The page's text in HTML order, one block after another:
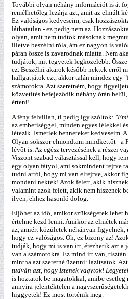
További olyan néhány információt is át
remélhetőleg lezárja azt, amit az elmúlt
Ez valóságos kedveseim, csak
láthatatlan - ez pedig nem az.
olyan, amit nem tudtok másoknak
illetve beszélni róla, ám ez nagyon is
páran össze is zavarodnak miatta. Nem
tudjátok, mit tegyetek legközelebb.
ez. Beszélni akarok később nektek erről
hallgatjátok ezt, akkor talán mindez egy
számotokra. Azt szeretném, hogy
közvetítés befejeződik néhány órán
érteni!
A fény felvillan, ti pedig így szóltok:
az emberiséggel, minden egyes lélekkel
létezik. Ismerlek benneteket kedveseim.
Olyan sokszor elmondtam mindkettőt - a
lévőt is. Az egész tervezésének a részei
Viszont szabad választással kell, hogy
egy olyan fátyol, ami sokmindent rejtve
tudni arról, hogy mi van elrejtve, akkor
mondani nektek! Azok felett, akik
valamint azok felett, akik nem hiszenek
ilyen, ehhez hasonló dolog.
Eljöhet az idő, amikor szükségetek lehet
értelme kezd lenni. Amikor az elmétek
az, amiért közületek néhányan figyelnek,
hogy ez valóságos. Óh, ez bizony az!
tudják, hogy mi is van itt, érezhetik azt a
van a számotokra. Ez mind itt van,
mintha azt szeretné üzenni: lazítsatok.
tudván azt, hogy Istenek vagytok!
is hoztatok be magatokkal, amibe
annyira jelentéktelen a
higgyetek! Ez most történik meg.